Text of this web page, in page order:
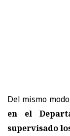
Del mismo
en el
supervisado